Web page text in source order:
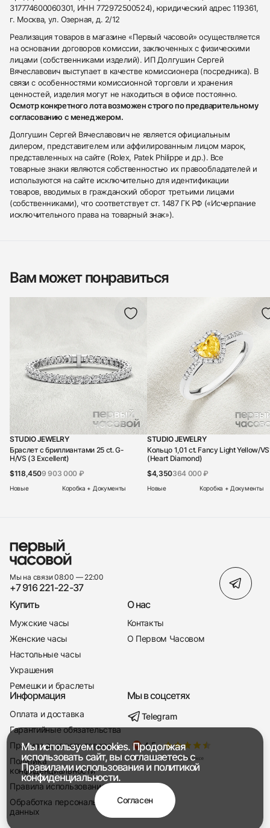
+7 916 221-22-37
Мы насвязи 08:00 — 19:00
317774600060301, ИНН 772972500524), юридический адрес 119361,
г. Москва, ул. Озерная, д. 2/12
Реализация товаров в магазине «Первый часовой» осуществляется
на основании договоров комиссии, заключенных с физическими
лицами (собственниками изделий). ИП Долгушин Сергей
Вячеславович выступает в качестве комиссионера (посредника). В
связи с особенностями комиссионной торговли и хранения
ценностей, изделия могут не находиться в офисе постоянно.
Осмотр конкретного лота возможен строго по предварительному
согласованию с менеджером.
Долгушин Сергей Вячеславович не является официальным
дилером, представителем или аффилированным лицом марок,
представленных на сайте (Rolex, Patek Philippe и др.). Все
товарные знаки являются собственностью их правообладателей и
используются на сайте исключительно для идентификации
товаров, вводимых в гражданский оборот третьими лицами
(собственниками), что соответствует ст. 1487 ГК РФ («Исчерпание
исключительного права на товарный знак»).
Вам может понравиться
STUDIO JEWELRY
Браслет с бриллиантами 25 ct. G-
H/VS (3 Excellent)
$118,4509 903 000 ₽
Новые Коробка + Документы
STUDIO JEWELRY
Кольцо 1,01 ct. Fancy Light Yellow/
(Heart Diamond)
$4,350364 000 ₽
Новые Коробка + Документы
Мы на связи 08:00 — 22:00
+7 916 221-22-37
Купить
Мужские часы
Женские часы
Настольные часы
Украшения
Ремешки и браслеты
О нас
Контакты
О Первом Часовом
Информация
Оплата и доставка
Гарантийные обязательства
Правила возврата товара
Политика
конфиденциальности
Правила использования
Обработка персональных
данных
Мы в соцсетях
Telegram
Мы используем cookies. Продолжая
использовать сайт, вы соглашаетесь с
Правилами использованияи политикой
конфиденциальности.
Согласен